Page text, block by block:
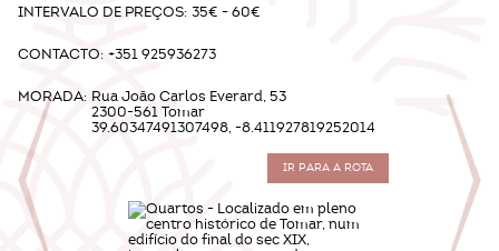
INTERVALO DE PREÇOS: 35€ - 60€
CONTACTO: +351 925936273
MORADA: Rua João Carlos Everard, 53
2300-561 Tomar
39.60347491307498, -8.411927819252014
IR PARA A ROTA